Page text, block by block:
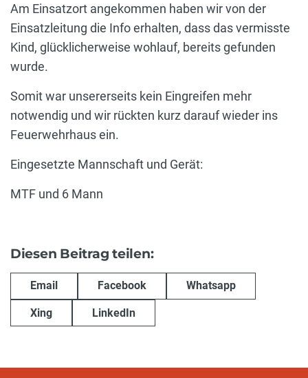
Am Einsatzort angekommen haben wir von der
Einsatzleitung die Info erhalten, dass das vermisste
Kind, glücklicherweise wohlauf, bereits gefunden
wurde.
Somit war unsererseits kein Eingreifen mehr
notwendig und wir rückten kurz darauf wieder ins
Feuerwehrhaus ein.
Eingesetzte Mannschaft und Gerät:
MTF und 6 Mann
Diesen Beitrag teilen:
Email Facebook Whatsapp
Xing LinkedIn